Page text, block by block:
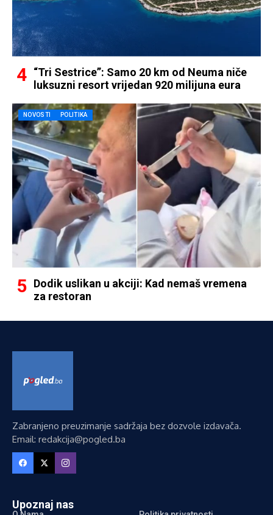
“Tri Sestrice”: Samo 20 km od Neuma niče
luksuzni resort vrijedan 920 milijuna eura
NOVOSTI POLITIKA
Dodik uslikan u akciji: Kad nemaš vremena
za restoran
Zabranjeno preuzimanje sadržaja bez dozvole izdavača.
Email: redakcija@pogled.ba
Upoznaj nas